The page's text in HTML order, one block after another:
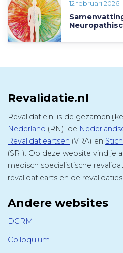
12 februari 2026
Revalidatie.nl
Revalidatie.nl is de
Nederland (RN), de
Revalidatieartsen (VRA) en
(SRI). Op deze website vind je
medisch specialistische
revalidatiearts en de
Andere websites
DCRM
Colloquium